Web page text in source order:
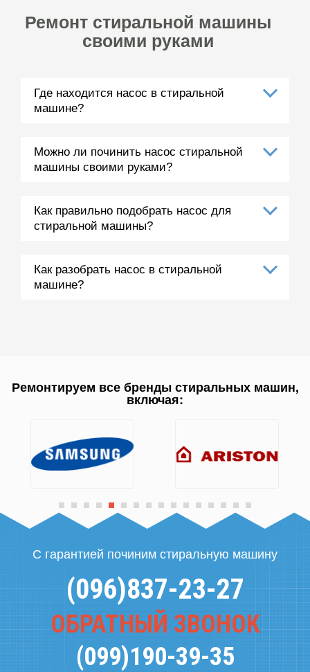
Ремонт стиральной машины
своими руками
Где находится насос в стиральной
машине?
Можно ли починить насос стиральной
машины своими руками?
Как правильно подобрать насос для
стиральной машины?
Как разобрать насос в стиральной
машине?
Ремонтируем все бренды стиральных машин,
включая:
С гарантией починим стиральную машину
(096)837-23-27
ОБРАТНЫЙ ЗВОНОК
(099)190-39-35